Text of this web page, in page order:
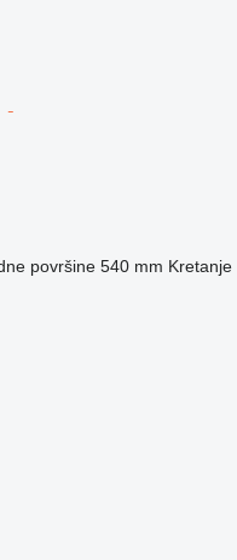
površine 540 mm Kretanje